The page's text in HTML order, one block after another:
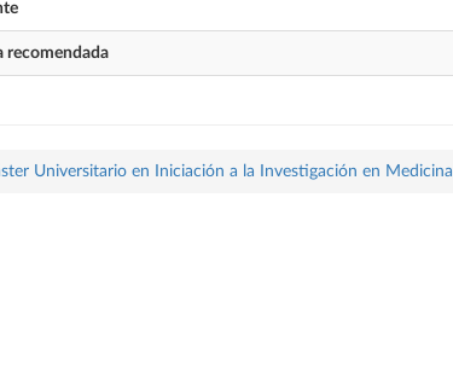
recomendada
Universitario en Iniciación a la Investigación en Medicina